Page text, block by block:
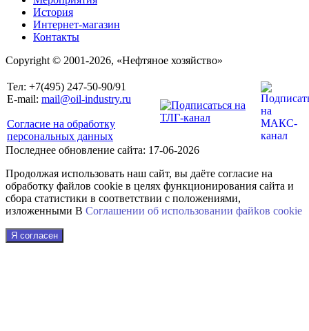
История
Интернет-магазин
Контакты
Copyright © 2001-2026, «Нефтяное хозяйство»
Тел: +7(495) 247-50-90/91
E-mail: mail@oil-industry.ru
Согласие на обработку
персональных данных
Последнее обновление сайта: 17-06-2026
Продолжая использовать наш сайт, вы даёте согласие на
обработку файлов cookie в целях функционирования сайта и
сбора статистики в соответствии с положениями,
изложенными В Соглашении об использовании файkов cookie
Я согласен